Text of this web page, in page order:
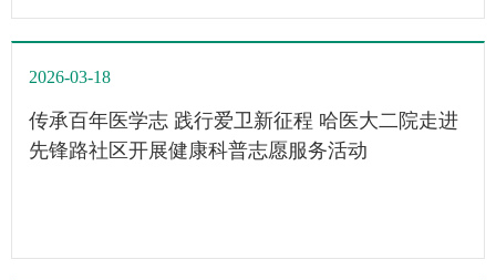
院郝大鹏教授，附属肿瘤医院耿峰教授出席开幕式。本次论
坛聚焦医学前沿、临床转化、基础研究与多学科交叉融合，
旨在搭建高水平学术交流平台，吸引...
2026-03-18
传承百年医学志 践行爱卫新征程 哈医大二院走进
先锋路社区开展健康科普志愿服务活动